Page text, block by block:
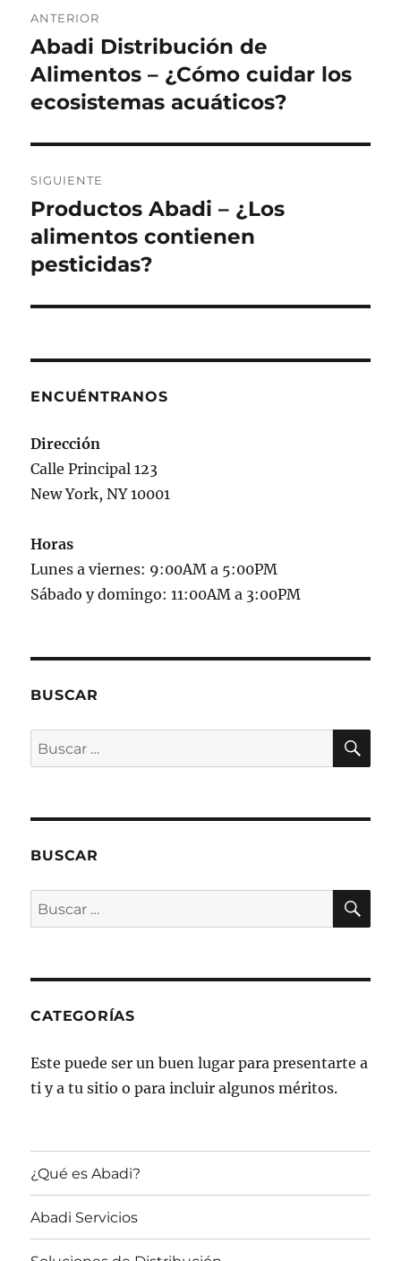
de
entradas
ANTERIOR
Entrada
anterior:
Abadi Distribución de
Alimentos – ¿Cómo cuidar los
ecosistemas acuáticos?
SIGUIENTE
Siguiente
entrada:
Productos Abadi – ¿Los
alimentos contienen
pesticidas?
ENCUÉNTRANOS
Dirección
Calle Principal 123
New York, NY 10001
Horas
Lunes a viernes: 9:00AM a 5:00PM
Sábado y domingo: 11:00AM a 3:00PM
BUSCAR
Buscar
por:
BUSCAR
Buscar
por:
CATEGORÍAS
Este puede ser un buen lugar para presentarte a
ti y a tu sitio o para incluir algunos méritos.
¿Qué es Abadi?
Abadi Servicios